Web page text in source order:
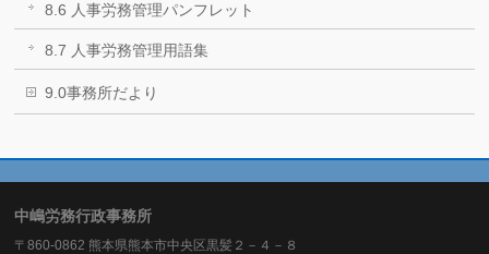
8.6 人事労務管理パンフレット
8.7 人事労務管理用語集
9.0事務所だより
中嶋労務行政事務所
〒860-0862 熊本県熊本市中央区黒髪２－４－８